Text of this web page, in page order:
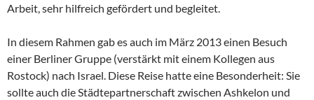
Arbeit, sehr hilfreich gefördert und begleitet.
In diesem Rahmen gab es auch im März 2013 einen Besuch
einer Berliner Gruppe (verstärkt mit einem Kollegen aus
Rostock) nach Israel. Diese Reise hatte eine Besonderheit: Sie
sollte auch die Städtepartnerschaft zwischen Ashkelon und